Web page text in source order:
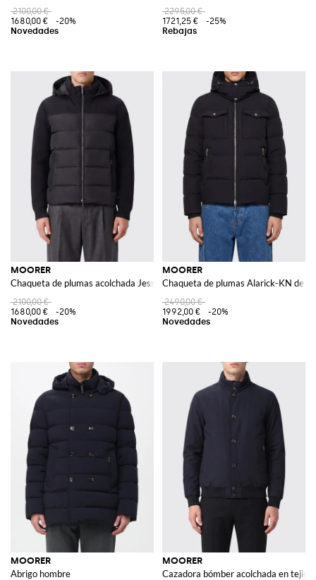
2100,00 €
1680,00 €
-20%
2295,00 €
1721,25 €
-25%
MOORER
Chaqueta de plumas acolchada Jesse-STP de lana y cachemira con capucha
2100,00 €
1680,00 €
-20%
MOORER
Chaqueta de plumas Alarick-KN de
2490,00 €
1992,00 €
-20%
MOORER
Abrigo hombre
MOORER
Cazadora bómber acolchada en